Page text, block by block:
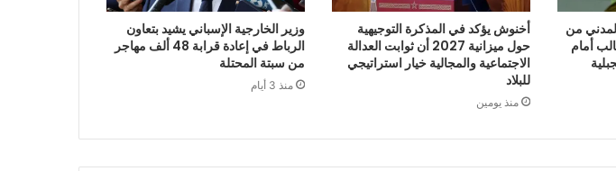
المدني من
أمام
أخنوش يؤكد في المذكرة التوجيهية
حول ميزانية 2027 أن ثوابت العدالة
الاجتماعية والمجالية خيار استراتيجي
للبلاد
منذ يومين
وزير الخارجية الإسباني يشيد بتعاون
الرباط في إعادة قرابة 48 ألف مهاجر
من سبتة المحتلة
منذ 3 أيام